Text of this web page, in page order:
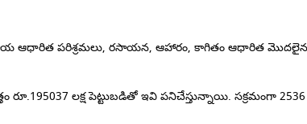
ఆధారిత పరిశ్రమలు, రసాయన, ఆహారం, కాగితం ఆధారిత మొదలైన
రూ.195037 లక్ష పెట్టుబడితో ఇవి పనిచేస్తున్నాయి. సక్రమంగా